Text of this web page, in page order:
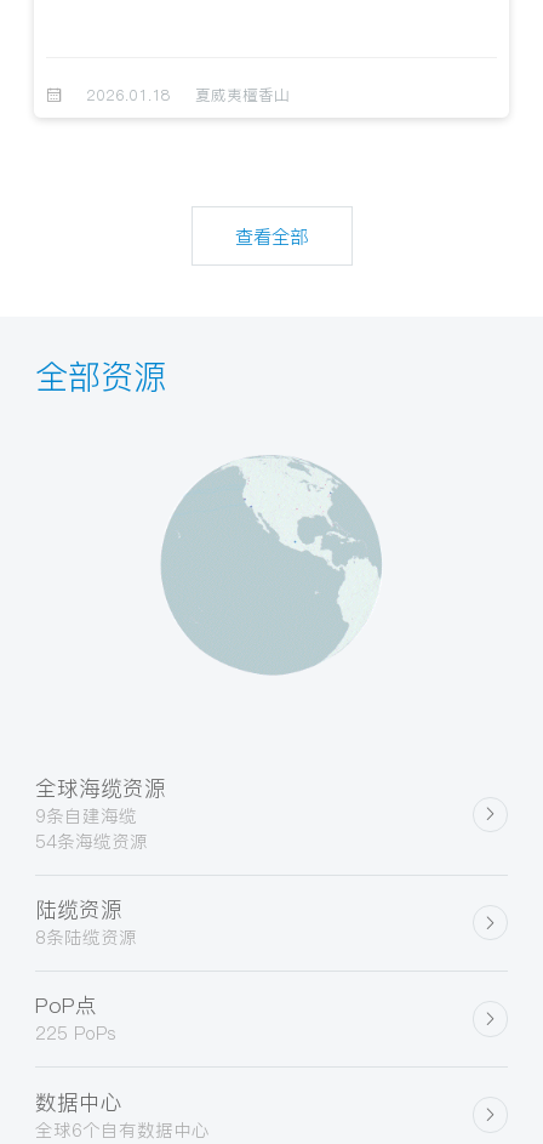
2026.01.18 夏威夷檀香山
查看全部
全部资源
全球海缆资源
9条自建海缆
54条海缆资源
陆缆资源
8条陆缆资源
PoP点
225 PoPs
数据中心
全球6个自有数据中心